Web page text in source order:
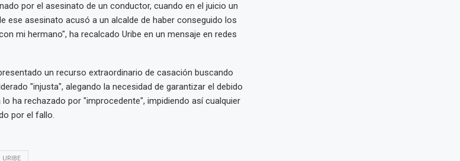
por el asesinato de un conductor, cuando en el juicio un
ese asesinato acusó a un alcalde de haber conseguido los
mi hermano", ha recalcado Uribe en un mensaje en redes
un recurso extraordinario de casación buscando
"injusta", alegando la necesidad de garantizar el debido
ha rechazado por "improcedente", impidiendo así cualquier
por el fallo.
URIBE